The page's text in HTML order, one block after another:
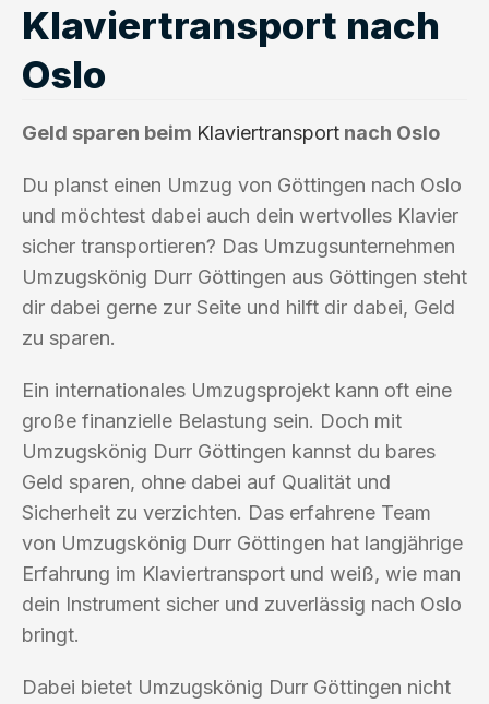
Klaviertransport nach
Oslo
Geld sparen beim Klaviertransport nach Oslo
Du planst einen Umzug von Göttingen nach Oslo
und möchtest dabei auch dein wertvolles Klavier
sicher transportieren? Das Umzugsunternehmen
Umzugskönig Durr Göttingen aus Göttingen steht
dir dabei gerne zur Seite und hilft dir dabei, Geld
zu sparen.
Ein internationales Umzugsprojekt kann oft eine
große finanzielle Belastung sein. Doch mit
Umzugskönig Durr Göttingen kannst du bares
Geld sparen, ohne dabei auf Qualität und
Sicherheit zu verzichten. Das erfahrene Team
von Umzugskönig Durr Göttingen hat langjährige
Erfahrung im Klaviertransport und weiß, wie man
dein Instrument sicher und zuverlässig nach Oslo
bringt.
Dabei bietet Umzugskönig Durr Göttingen nicht